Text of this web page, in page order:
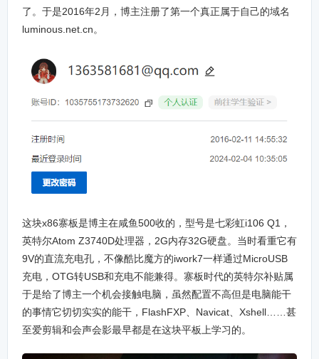
了。于是2016年2月，博主注册了第一个真正属于自己的域名
luminous.net.cn。
这块x86寨板是博主在咸鱼500收的，型号是七彩虹i106 Q1，
英特尔Atom Z3740D处理器，2G内存32G硬盘。当时看重它有
9V的直流充电孔，不像酷比魔方的iwork7一样通过MicroUSB
充电，OTG转USB和充电不能兼得。寨板时代的英特尔补贴属
于是给了博主一个机会接触电脑，虽然配置不高但是电脑能干
的事情它切切实实的能干，FlashFXP、Navicat、Xshell……甚
至爱剪辑和会声会影最早都是在这块平板上学习的。